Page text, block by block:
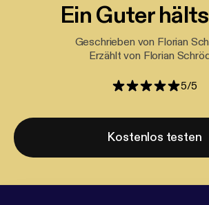
Ein Guter
Geschrieben von Florian
Erzählt von Florian
5/5
Kostenlos testen